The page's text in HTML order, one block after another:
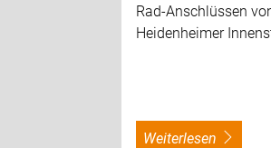
Rad-Anschlüssen
Heidenheimer
weiterlesen